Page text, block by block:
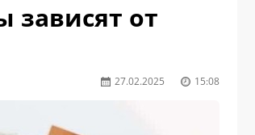
зависят от
27.02.2025 15:08